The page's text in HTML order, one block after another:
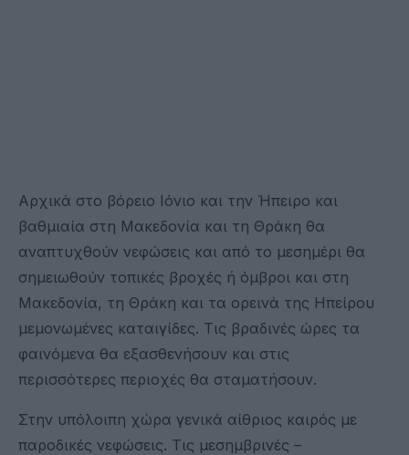
Αρχικά στο βόρειο Ιόνιο και την Ήπειρο και
βαθμιαία στη Μακεδονία και τη Θράκη θα
αναπτυχθούν νεφώσεις και από το μεσημέρι θα
σημειωθούν τοπικές βροχές ή όμβροι και στη
Μακεδονία, τη Θράκη και τα ορεινά της Ηπείρου
μεμονωμένες καταιγίδες. Τις βραδινές ώρες τα
φαινόμενα θα εξασθενήσουν και στις
περισσότερες περιοχές θα σταματήσουν.
Στην υπόλοιπη χώρα γενικά αίθριος καιρός με
παροδικές νεφώσεις. Τις μεσημβρινές –